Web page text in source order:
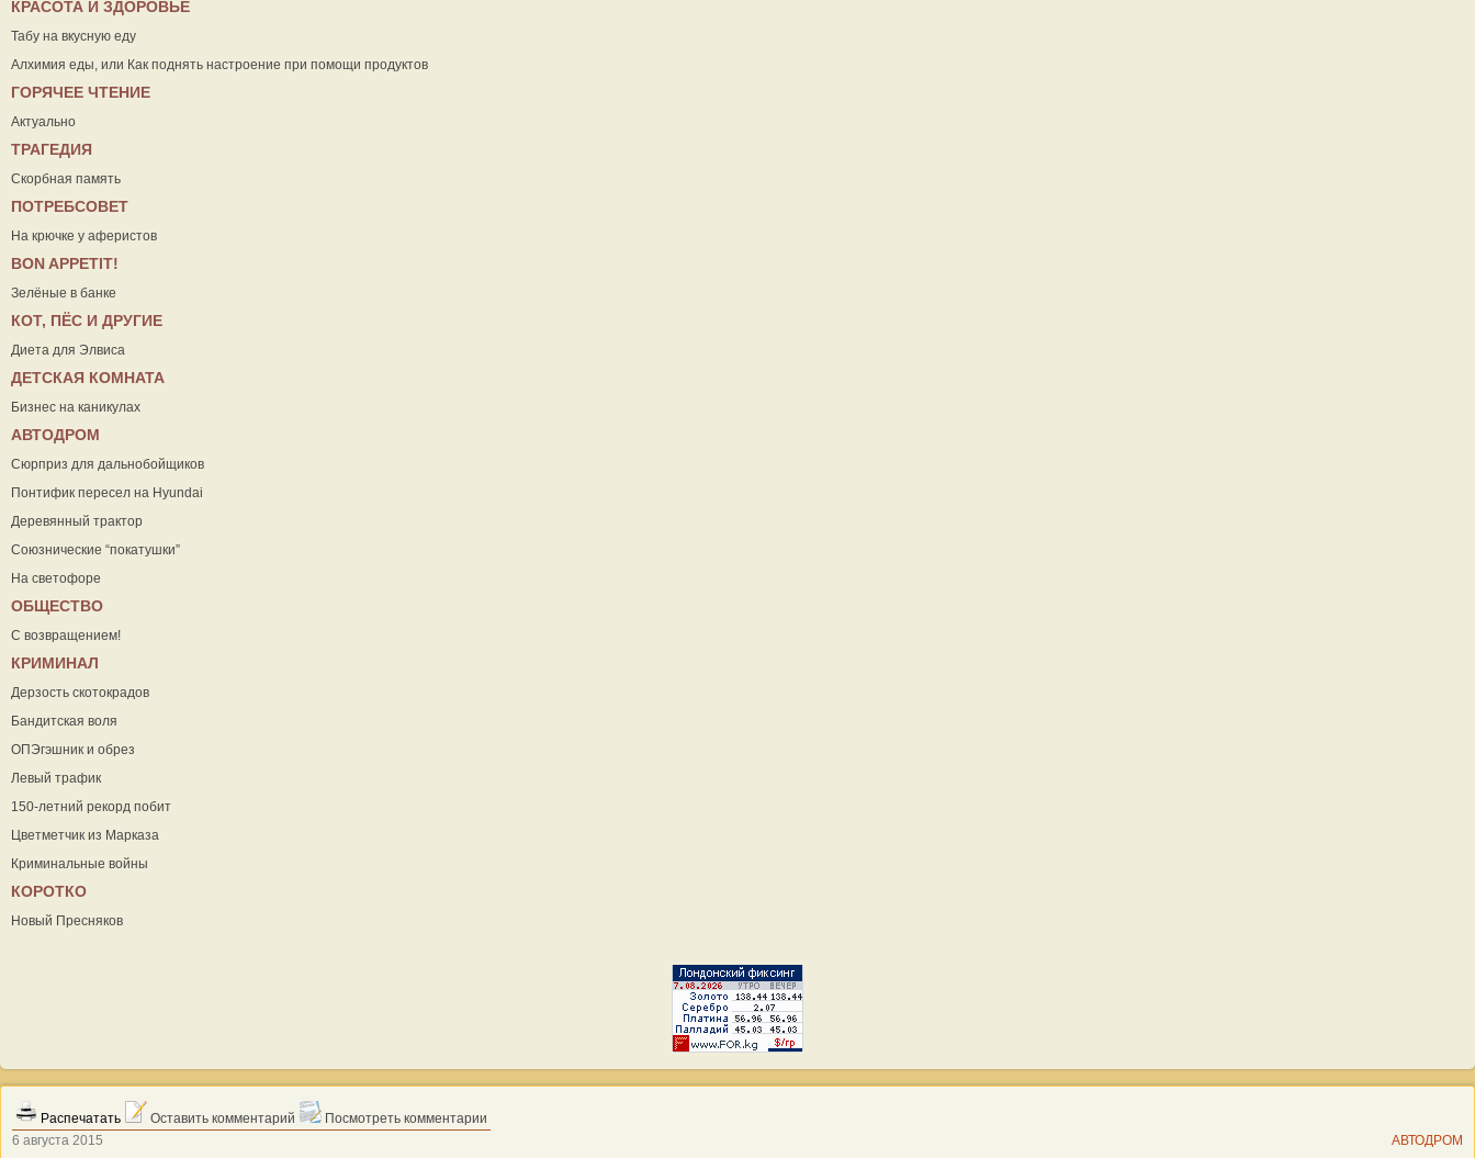
КРАСОТА И ЗДОРОВЬЕ
Табу на вкусную еду
Алхимия еды, или Как поднять настроение при помощи продуктов
ГОРЯЧЕЕ ЧТЕНИЕ
Актуально
ТРАГЕДИЯ
Скорбная память
ПОТРЕБСОВЕТ
На крючке у аферистов
ВON APPETIT!
Зелёные в банке
КОТ, ПЁС И ДРУГИЕ
Диета для Элвиса
ДЕТСКАЯ КОМНАТА
Бизнес на каникулах
АВТОДРОМ
Сюрприз для дальнобойщиков
Понтифик пересел на Hyundai
Деревянный трактор
Союзнические “покатушки”
На светофоре
ОБЩЕСТВО
С возвращением!
КРИМИНАЛ
Дерзость скотокрадов
Бандитская воля
ОПЭгэшник и обрез
Левый трафик
150-летний рекорд побит
Цветметчик из Марказа
Криминальные войны
КОРОТКО
Новый Пресняков
Распечатать Оставить комментарий
Посмотреть комментарии
6 августа 2015
АВТОДРОМ